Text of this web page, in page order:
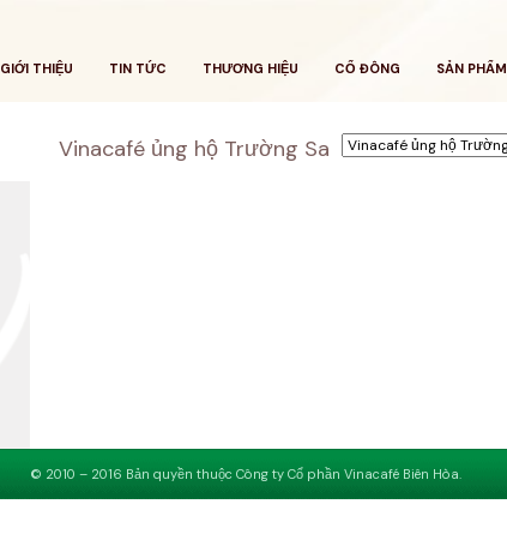
GIỚI THIỆU TIN TỨC THƯƠNG HIỆU CỔ ĐÔNG SẢN PHẨM
Vinacafé ủng hộ Trường Sa
© 2010 – 2016 Bản quyền thuộc Công ty Cổ phần Vinacafé Biên Hòa.